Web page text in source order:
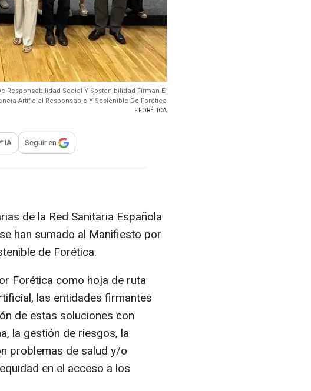
Responsabilidad Social Y Sostenibilidad Firman El
Artificial Responsable Y Sostenible De Forética
- FORÉTICA
para compartir
IA Seguir en
de la Red Sanitaria Española
han sumado al Manifiesto por
de Forética.
Forética como hoja de ruta
las entidades firmantes
de estas soluciones con
la gestión de riesgos, la
problemas de salud y/o
en el acceso a los